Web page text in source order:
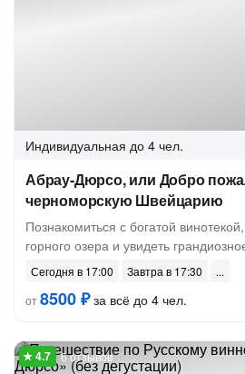
Индивидуальная до 4 чел.
Абрау-Дюрсо, или Добро
черноморскую Швейцарию
Познакомиться с богатой
горного озера и увидеть
Сегодня в 17:00
Завтра в 17:30
от8500 ₽за всё до 4 чел.
6 отзывов